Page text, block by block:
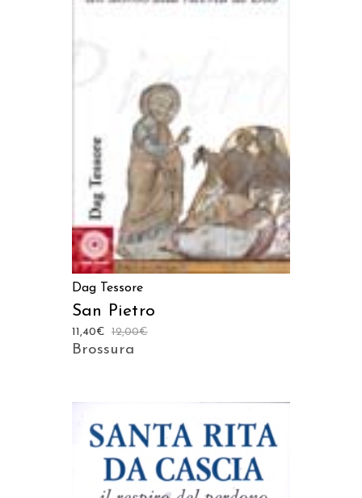
AGGIUNGI AL CARRELLO
Dag Tessore
San Pietro
12,00€
11,40€
Brossura